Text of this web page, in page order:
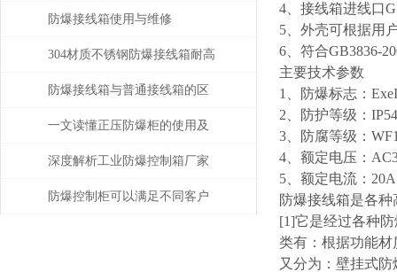
4、接线箱进线口
5、外壳可根据用
6、符合GB3836-
主要技术参数
1、防爆标志：
2、防护等级：
3、防腐等级：
4、额定电压：
5、额定电流：
防爆接线箱是各
[1]它是经过各种
类有：根据功能
又分为：壁挂式
案
防爆接线箱使用与维修
304材质不锈钢防爆接线箱耐高
温多少
防爆接线箱与普通接线箱的区
别在哪?
一文读懂正压防爆柜的使用及
其安装时的注意事项
深度解析工业防爆控制箱厂家
的核心技术指标与选型策略
防爆控制柜可以满足不同客户